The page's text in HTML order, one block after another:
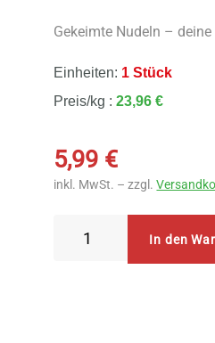
Gekeimte Nudeln –
Einheiten: 1 Stück
Preis/kg :23,96 €
5,99 €
inkl. MwSt. – zzgl.
In den